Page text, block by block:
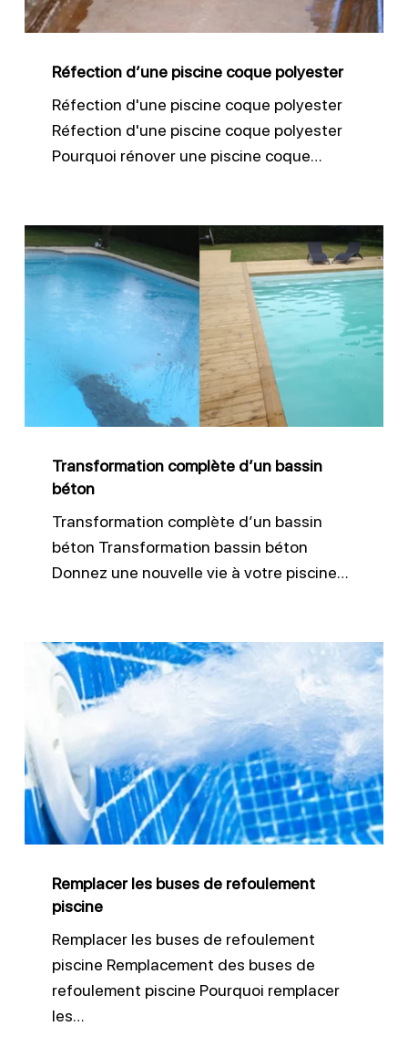
Réfection d’une piscine coque polyester
Réfection d'une piscine coque polyester
Réfection d'une piscine coque polyester
Pourquoi rénover une piscine coque…
Transformation
complète
d’un
bassin
béton
Transformation complète d’un bassin
béton
Transformation complète d’un bassin
béton Transformation bassin béton
Donnez une nouvelle vie à votre piscine…
Remplacer
buses
de
refoulement
piscine
Remplacer les buses de refoulement
piscine
Remplacer les buses de refoulement
piscine Remplacement des buses de
refoulement piscine Pourquoi remplacer
les…